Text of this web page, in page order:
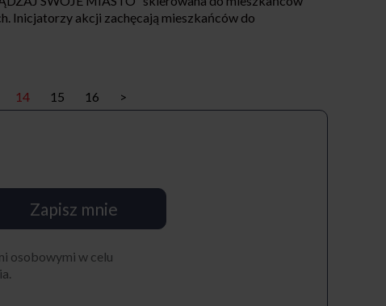
Inicjatorzy akcji zachęcają mieszkańców do
14 15 16 >
Zapisz mnie
osobowymi w celu